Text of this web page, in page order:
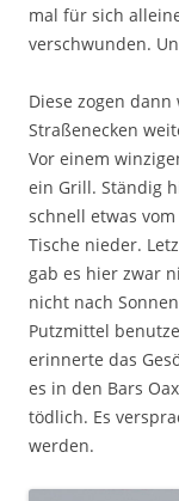
mal für sich
verschwunden.
Diese zogen
Straßenecken
Vor einem
ein Grill. Ständig
schnell etwas
Tische nieder.
gab es hier zwar
nicht nach
Putzmittel
erinnerte das
es in den Bars
tödlich. Es
werden.